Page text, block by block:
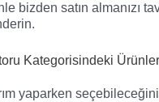
bizden satın almanızı
Kategorisindeki Ürünler
yaparken